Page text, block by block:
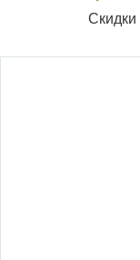
Скидки